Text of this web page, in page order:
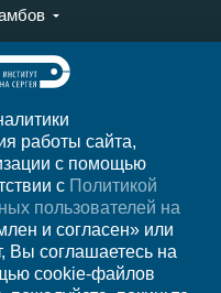
на
сетях
работы сайта,
с помощью
с Политикой
пользователей на
и согласен» или
Вы соглашаетесь на
cookie-файлов